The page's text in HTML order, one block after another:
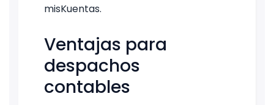
misKuentas.
Ventajas para
despachos
contables